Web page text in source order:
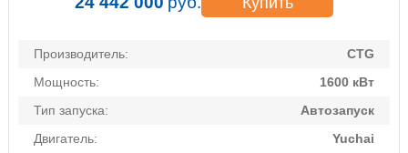
Производитель:
CTG
Мощность:
1600 кВт
Тип запуска:
Автозапуск
Двигатель:
Yuchai